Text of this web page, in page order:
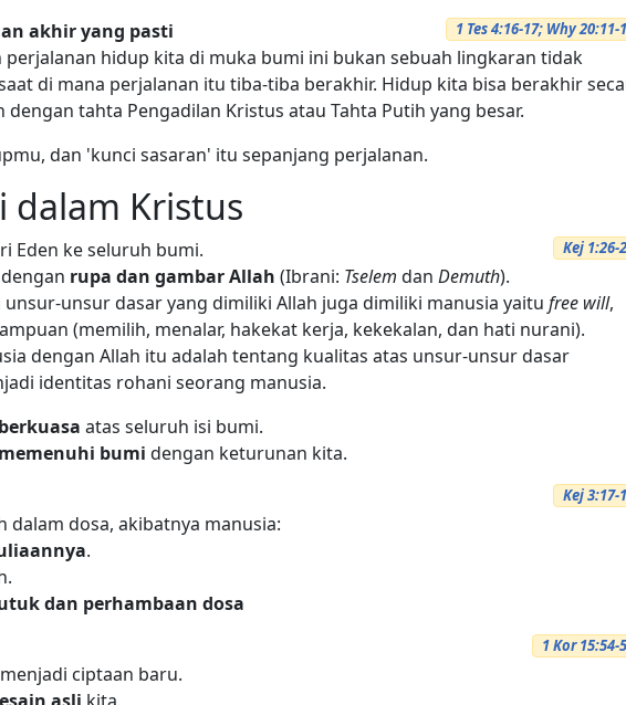
1 Tes 4:16-17; Why 20:11-
akhir yang pasti
perjalanan hidup kita di muka bumi ini bukan sebuah lingkaran tidak
di mana perjalanan itu tiba-tiba berakhir. Hidup kita bisa berakhir
tahta Pengadilan Kristus atau Tahta Putih yang besar.
dan 'kunci sasaran' itu sepanjang perjalanan.
dalam Kristus
Kej 1:26-
Eden ke seluruh bumi.
rupa dan gambar Allah (Ibrani: Tselem dan Demuth).
unsur dasar yang dimiliki Allah juga dimiliki manusia yaitu free will,
(memilih, menalar, hakekat kerja, kekekalan, dan hati nurani).
dengan Allah itu adalah tentang kualitas atas unsur-unsur dasar
identitas rohani seorang manusia.
berkuasa atas seluruh isi bumi.
memenuhi bumi dengan keturunan kita.
Kej 3:17-
dalam dosa, akibatnya manusia:
.
dan perhambaan dosa
1 Kor 15:54-
ciptaan baru.